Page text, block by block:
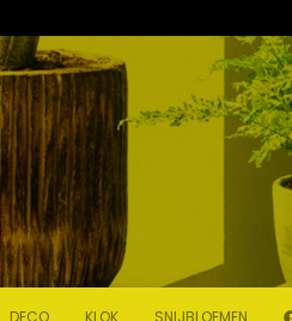
DECO KLOK SNIJBLOEMEN